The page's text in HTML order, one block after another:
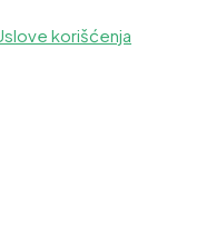
korišćenja